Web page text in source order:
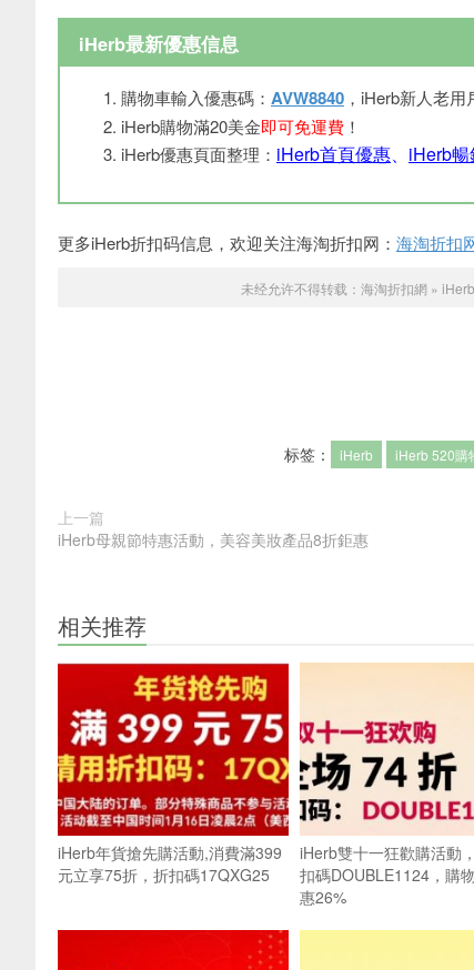
iHerb最新優惠信息
購物車輸入優惠碼： AVW8840 ，iHerb新人老用
iHerb購物滿20美金即可免運費 ！
iHerb優惠頁面整理： iHerb首頁優惠、 iHerb
更多iHerb折扣码信息，欢迎关注海淘折扣网： 海淘折扣
未经允许不得转载： 海淘折扣網»
标签： iHerb iHerb 520購
上一篇
iHerb母親節特惠活動，美容美妝產品8折鉅惠
相关推荐
iHerb年貨搶先購活動,消費滿399
元立享75折，折扣碼17QXG25
iHerb雙十一狂歡購活動
扣碼DOUBLE1124，購
惠26%